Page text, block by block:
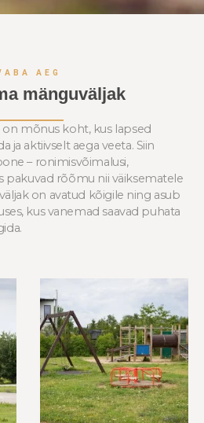
AEG
mänguväljak​
mõnus koht, kus lapsed
ja aktiivselt aega veeta. Siin
– ronimisvõimalusi,
pakuvad rõõmu nii väiksematele
on avatud kõigile ning asub
kus vanemad saavad puhata